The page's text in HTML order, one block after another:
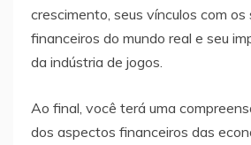
crescimento, seus vínculos com os
financeiros do mundo real e seu
da indústria de jogos.
Ao final, você terá uma
dos aspectos financeiros das